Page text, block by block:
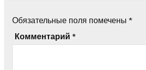
Обязательные поля помечены *
Комментарий *